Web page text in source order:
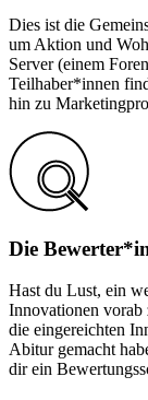
Dies ist die
um Aktion und
Server (einem
Teilhaber*innen
hin zu
Die
Hast du Lust, ein
Innovationen vorab
die eingereichten
Abitur gemacht
dir ein